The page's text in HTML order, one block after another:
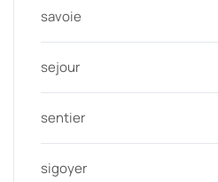
savoie
sejour
sentier
sigoyer